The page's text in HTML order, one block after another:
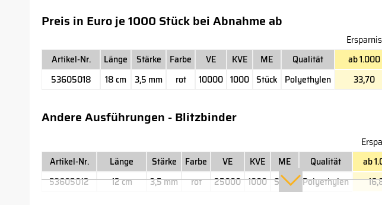
Preis in Euro je 1000 Stück bei Abnahme ab
Ersparnis
Artikel-Nr.
Länge Stärke Farbe VE KVE ME Qualität ab 1.000
53605018
18 cm 3,5 mm rot 10000 1000 Stück Polyethylen 33,70
Andere Ausführungen - Blitzbinder
Artikel-Nr.
Länge Stärke Farbe VE KVE ME Qualität ab
53605012
12 cm 3,5 mm rot 25000 1000 Stück Polyethylen